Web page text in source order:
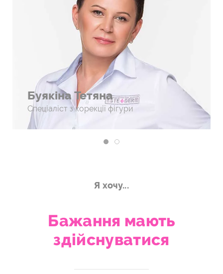
Буякіна Тетяна
Спеціаліст з корекції фігури
Я хочу...
Бажання мають
здійснуватися